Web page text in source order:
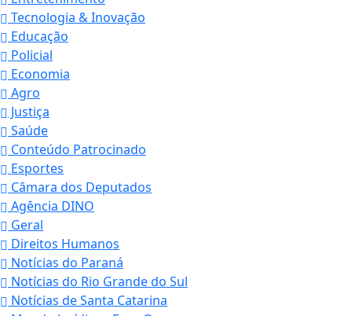
Tecnologia & Inovação
Educação
Policial
Economia
Agro
Justiça
Saúde
Conteúdo Patrocinado
Esportes
Câmara dos Deputados
Agência DINO
Geral
Direitos Humanos
Notícias do Paraná
Notícias do Rio Grande do Sul
Notícias de Santa Catarina